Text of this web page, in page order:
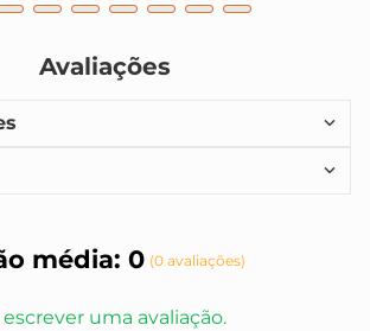
Avaliações
média: 0 (0 avaliações)
uma avaliação.